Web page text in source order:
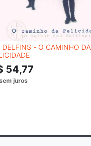
DELFINS - O CAMINHO DA
54,77